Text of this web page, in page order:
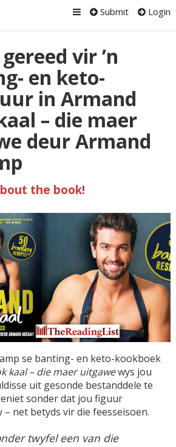
Submit Login
vir ’n
en keto-
in Armand
– die maer
deur Armand
the book!
se banting- en keto-kookboek
kaal – die maer uitgawewys jou
uit gesonde bestanddele te
sonder dat jou figuur
– net betyds vir die feesseisoen.
twyfel een van die